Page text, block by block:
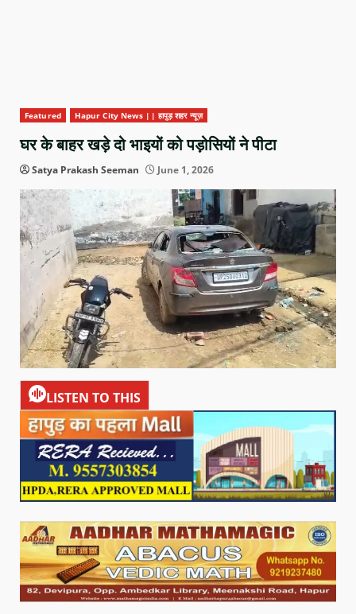
Featured Hapur City News || हापुड़ शहर न्यूज़
घर के बाहर खड़े दो भाइयों को पड़ोसियों ने पीटा
Satya Prakash Seeman June 1, 2026
LISTEN TO THIS